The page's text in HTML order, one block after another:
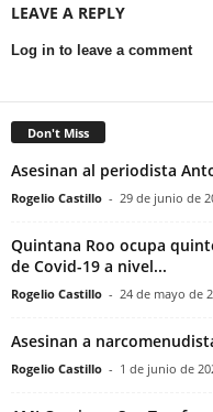
LEAVE A REPLY
Log in to leave a comment
Don't Miss
Asesinan al periodista
Rogelio Castillo - 29 de junio de
Quintana Roo ocupa
de Covid-19 a nivel...
Rogelio Castillo - 24 de mayo de
Asesinan a
Rogelio Castillo - 1 de junio de